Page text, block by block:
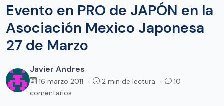
Evento en PRO de JAPÓN en la
Asociación Mexico Japonesa
27 de Marzo
Javier Andres
16 marzo 2011 · 2 min de lectura ·
10
comentarios